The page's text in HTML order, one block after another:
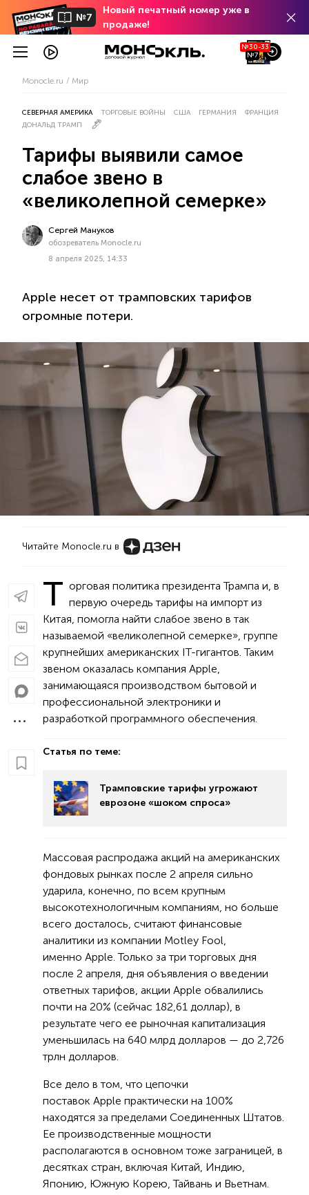
№7
Новый печатный номер уже в
продаже!
№30-33
№7
Monocle.ru Мир
СЕВЕРНАЯ АМЕРИКА ТОРГОВЫЕ ВОЙНЫ США ГЕРМАНИЯ
ФРАНЦИЯ
ДОНАЛЬД ТРАМП
Тарифы выявили самое
слабое звено в
«великолепной семерке»
Сергей Мануков
обозреватель Monocle.ru
8 апреля 2025, 14:33
Apple несет от трамповских тарифов
огромные потери.
Читайте Monocle.ru в
Т орговая политика президента Трампа и, в
первую очередь тарифы на импорт из
Китая, помогла найти слабое звено в так
называемой «великолепной семерке», группе
крупнейших американских IT-гигантов. Таким
звеном оказалась компания Apple,
занимающаяся производством бытовой и
профессиональной электроники и
разработкой программного обеспечения.
Статья по теме:
Трамповские тарифы угрожают
еврозоне «шоком спроса»
Массовая распродажа акций на американских
фондовых рынках после 2 апреля сильно
ударила, конечно, по всем крупным
высокотехнологичным компаниям, но больше
всего досталось, считают финансовые
аналитики из компании Motley Fool,
именно Apple. Только за три торговых дня
после 2 апреля, дня объявления о введении
ответных тарифов, акции Apple обвалились
почти на 20% (сейчас 182,61 доллар), в
результате чего ее рыночная капитализация
уменьшилась на 640 млрд долларов — до 2,726
трлн долларов.
Все дело в том, что цепочки
поставок Apple практически на 100%
находятся за пределами Соединенных Штатов.
Ее производственные мощности
располагаются в основном тоже заграницей, в
десятках стран, включая Китай, Индию,
Японию, Южную Корею, Тайвань и Вьетнам.